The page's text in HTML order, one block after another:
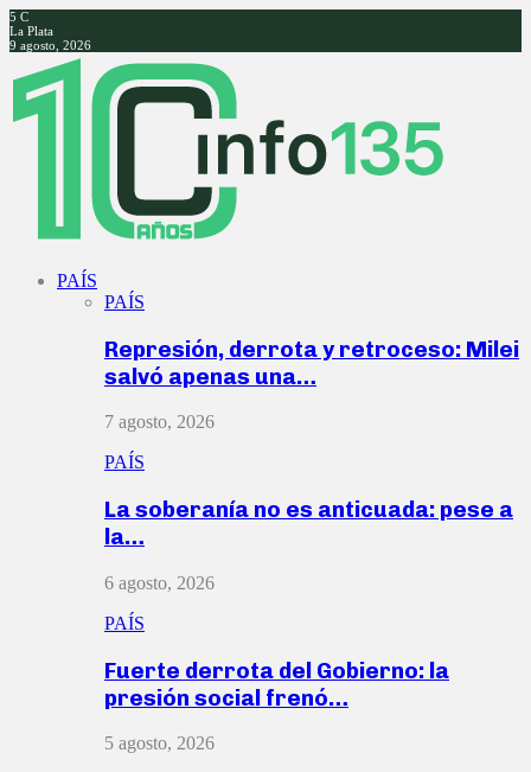
5 C
La Plata
9 agosto, 2026
Facebook
Twitter
Instagram
Youtube
PAÍS
PAÍS
Represión, derrota y retroceso: Milei
salvó apenas una…
7 agosto, 2026
PAÍS
La soberanía no es anticuada: pese a
la…
6 agosto, 2026
PAÍS
Fuerte derrota del Gobierno: la
presión social frenó…
5 agosto, 2026